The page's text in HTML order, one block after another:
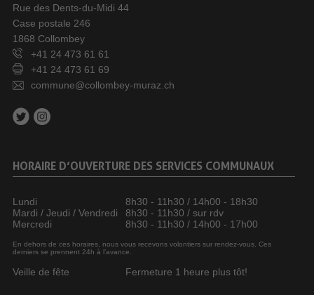
Rue des Dents-du-Midi 44
Case postale 246
1868 Collombey
+41 24 473 61 61
+41 24 473 61 69
commune@collombey-muraz.ch
HORAIRE D’OUVERTURE DES SERVICES COMMUNAUX
Lundi
8h30 - 11h30 / 14h00 - 18h30
Mardi / Jeudi / Vendredi
8h30 - 11h30 / sur rdv
Mercredi
8h30 - 11h30 / 14h00 - 17h00
En dehors de ces horaires, nous vous recevons volontiers sur rendez-vous. Ces
derniers se prennent 24h à l’avance.
Veille de fête Fermeture 1 heure plus tôt!